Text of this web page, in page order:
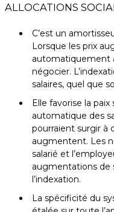
ALLOCATIONS
C’est un
Lorsque les prix
automatiquement
négocier.
salaires, quel que
Elle favorise la
automatique des
pourraient surgir à
augmentent. Les
salarié et
augmentations de
l’indexation.
La spécificité du